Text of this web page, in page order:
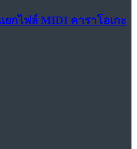
ยกไฟล์ MIDI คาราโอเกะ